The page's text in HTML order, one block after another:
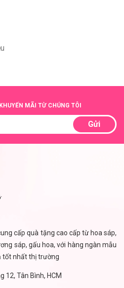
MÃI TỪ CHÚNG TÔI
Gửi
cấp quà tặng cao cấp từ hoa sáp,
sáp, gấu hoa, với hàng ngàn mẫu
tốt nhất thị trường
12, Tân Bình, HCM